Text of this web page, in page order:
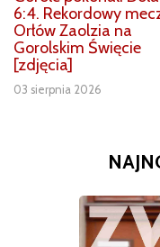
6:4. Rekordowy
Orłów Zaolzia na
Gorolskim Święcie
[zdjęcia]
03 sierpnia 2026